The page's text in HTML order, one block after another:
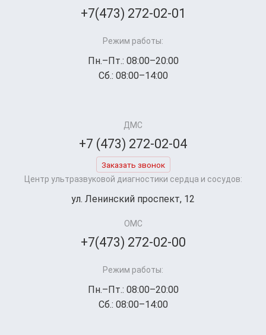
+7(473) 272-02-01
Режим работы:
Пн.–Пт.: 08:00–20:00
Сб.: 08:00–14:00
ДМС
+7 (473) 272-02-04
Заказать звонок
Центр ультразвуковой диагностики сердца и сосудов:
ул. Ленинский проспект, 12
ОМС
+7(473) 272-02-00
Режим работы:
Пн.–Пт.: 08:00–20:00
Сб.: 08:00–14:00